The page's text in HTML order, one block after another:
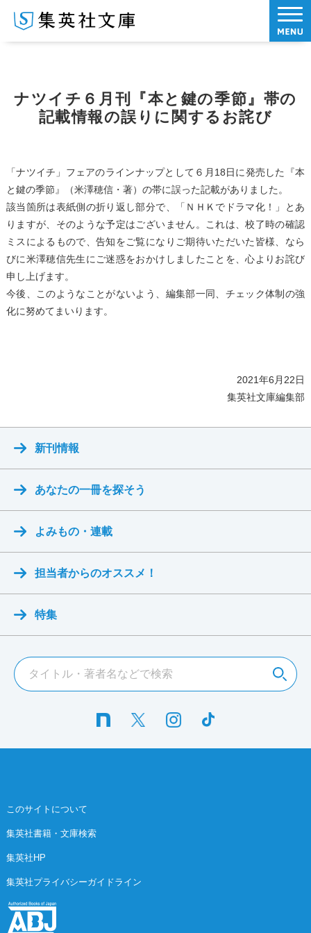
ナツイチ６月刊『本と鍵の季節』帯の
記載情報の誤りに関するお詫び
「ナツイチ」フェアのラインナップとして６月18日に発売した『本
と鍵の季節』（米澤穂信・著）の帯に誤った記載がありました。
該当箇所は表紙側の折り返し部分で、「ＮＨＫでドラマ化！」とあ
りますが、そのような予定はございません。これは、校了時の確認
ミスによるもので、告知をご覧になりご期待いただいた皆様、なら
びに米澤穂信先生にご迷惑をおかけしましたことを、心よりお詫び
申し上げます。
今後、このようなことがないよう、編集部一同、チェック体制の強
化に努めてまいります。
2021年6月22日
集英社文庫編集部
新刊情報
あなたの一冊を探そう
よみもの・連載
担当者からのオススメ！
特集
このサイトについて
集英社書籍・文庫検索
集英社HP
集英社プライバシーガイドライン